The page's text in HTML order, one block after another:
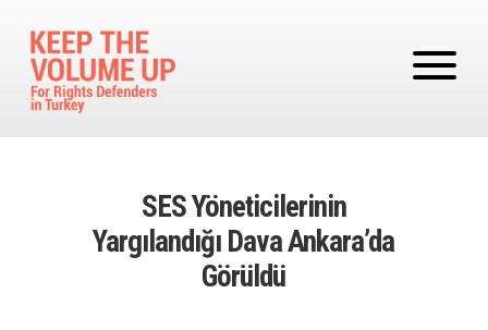
SES Yöneticilerinin
Yargılandığı Dava Ankara’da
Görüldü